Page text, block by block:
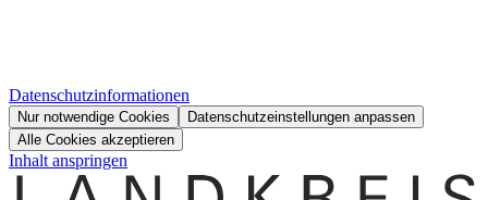
Datenschutzinformationen
Nur notwendige Cookies
Datenschutzeinstellungen anpassen
Alle Cookies akzeptieren
Inhalt anspringen